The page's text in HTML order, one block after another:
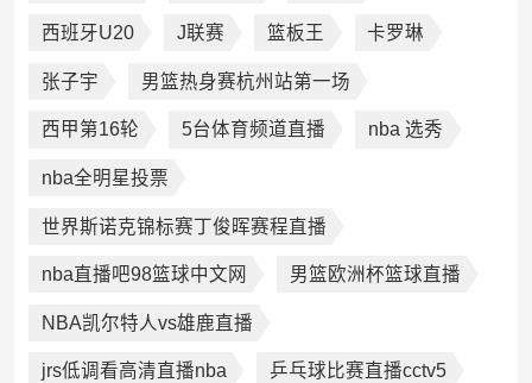
西班牙U20 J联赛 篮板王 卡罗琳
张子宇 男篮热身赛杭州站第一场
西甲第16轮 5台体育频道直播 nba 选秀
nba全明星投票
世界斯诺克锦标赛丁俊晖赛程直播
nba直播吧98篮球中文网 男篮欧洲杯篮球直播
NBA凯尔特人vs雄鹿直播
jrs低调看高清直播nba 乒乓球比赛直播cctv5